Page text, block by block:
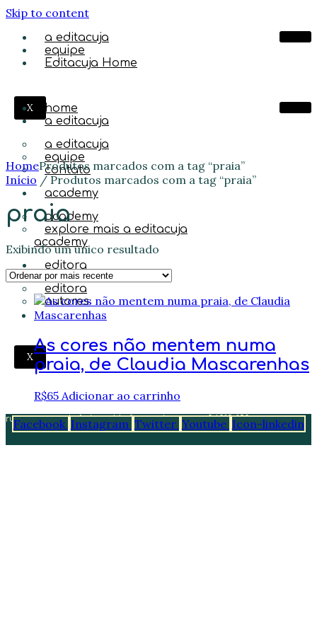
Skip to content
a editacuja
equipe
Editacuja Home
X
home
a editacuja
a editacuja
equipe
contato
academy
academy
explore mais a editacuja
academy
editora
editora
autores
X
HomeProdutos marcados com a tag “praia”
Início / Produtos marcados com a tag “praia”
praia
Exibindo um único resultado
As cores não mentem numa
praia, de Claudia Mascarenhas
R$65 Adicionar ao carrinho
rua augusto de freitas, 44 são paulo sp cep 04012-130
falecomela@editacuja.com.br
Facebook Instagram Twitter Youtube Icon-linkedin